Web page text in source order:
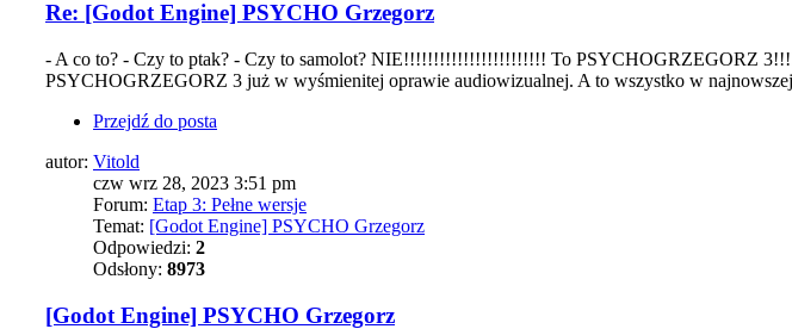
Re: [Godot Engine] PSYCHO Grzegorz
- A co to? - Czy to ptak? - Czy to samolot? NIE!!!!!!!!!!!!!!!!!!!!!!!! To PSYCHOGRZEGORZ
PSYCHOGRZEGORZ 3 już w wyśmienitej oprawie audiowizualnej. A to wszystko w
Przejdź do posta
autor: Vitold
czw wrz 28, 2023 3:51 pm
Forum: Etap 3: Pełne wersje
Temat: [Godot Engine] PSYCHO Grzegorz
Odpowiedzi: 2
Odsłony: 8973
[Godot Engine] PSYCHO Grzegorz